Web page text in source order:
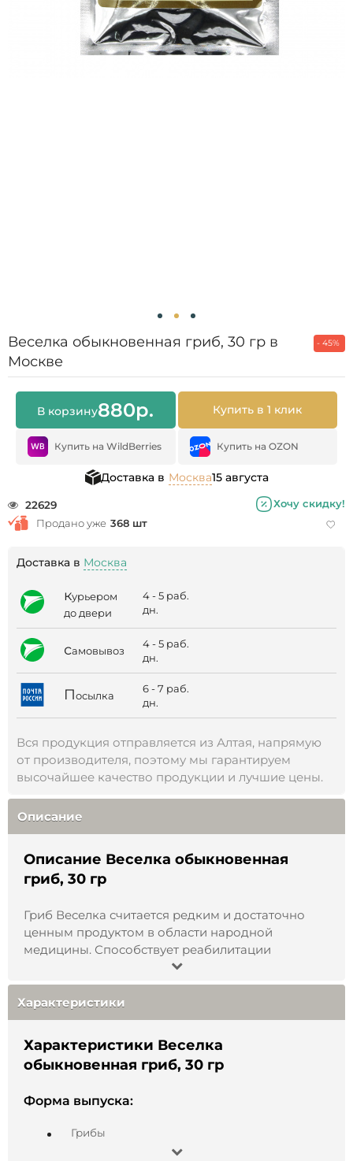
Веселка обыкновенная гриб, 30 гр в
Москве
- 45%
В корзину880р. Купить в 1 клик
Купить на WildBerries Купить на OZON
Доставка в Москва15 августа
22629
Хочу скидку!
Продано уже 368 шт
Доставка в Москва
курьером
до двери
4 - 5 раб.
дн.
самовывоз
4 - 5 раб.
дн.
Посылка
6 - 7 раб.
дн.
Вся продукция отправляется из Алтая, напрямую
от производителя, поэтому мы гарантируем
высочайшее качество продукции и лучшие цены.
Описание
Описание Веселка обыкновенная
гриб, 30 гр
Гриб Веселка считается редким и достаточно
ценным продуктом в области народной
медицины. Способствует реабилитации
организма человека после тяжело протекающих
заболеваний. Благодаря многочисленным
полезным свойствам веселку используют для
приготовления ряда настоек, отваров. Однако,
применения и использования широкого спектра
целебных свойств гриба.
Наиболее эффективным и целесообразным
считается его сушка. При таком варианте
остается большее количество полезных
Характеристики
Характеристики Веселка
обыкновенная гриб, 30 гр
Форма выпуска:
Грибы